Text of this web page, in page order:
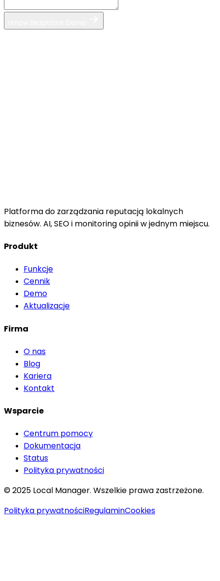
Platforma do zarządzania reputacją lokalnych
biznesów. AI, SEO i monitoring opinii w jednym miejscu.
Produkt
Funkcje
Cennik
Demo
Aktualizacje
Firma
O nas
Blog
Kariera
Kontakt
Wsparcie
Centrum pomocy
Dokumentacja
Status
Polityka prywatności
© 2025 Local Manager. Wszelkie prawa zastrzeżone.
Polityka prywatnościRegulaminCookies